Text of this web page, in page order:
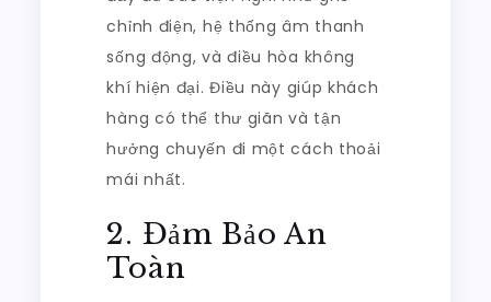
chỉnh điện, hệ thống âm thanh
sống động, và điều hòa không
khí hiện đại. Điều này giúp khách
hàng có thể thư giãn và tận
hưởng chuyến đi một cách thoải
mái nhất.
2. Đảm Bảo An
Toàn